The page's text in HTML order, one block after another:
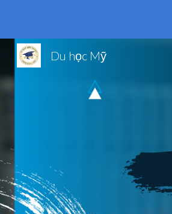
Du học Mỹ